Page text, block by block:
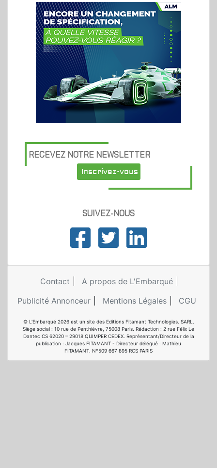
RECEVEZ NOTRE NEWSLETTER
Inscrivez-vous
SUIVEZ-NOUS
Contact
A propos de L'Embarqué
Publicité Annonceur
Mentions Légales CGU
© L'Embarqué 2026 est un site des Editions Fitamant Technologies. SARL.
Siège social : 10 rue de Penthièvre, 75008 Paris. Rédaction : 2 rue Félix Le
Dantec CS 62020 – 29018 QUIMPER CEDEX. Représentant/Directeur de la
publication : Jacques FITAMANT - Directeur délégué : Mathieu
FITAMANT. N°509 667 895 RCS PARIS